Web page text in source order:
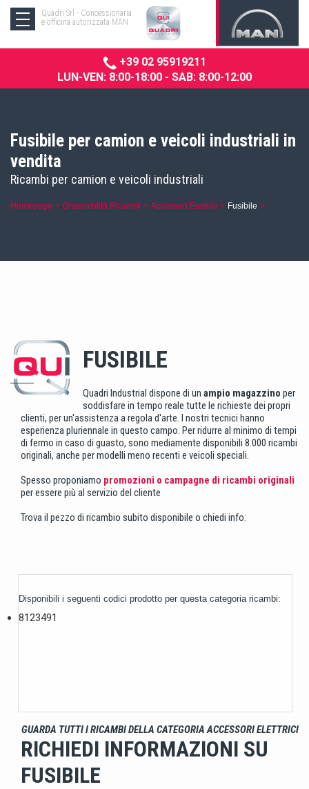
Quadri Srl - Concessionaria
e officina autorizzata MAN
+39 02 95919211
LUN-VEN: 8:00-18:00 - SAB: 8:00-12:00
Fusibile per camion e veicoli industriali in
vendita
Ricambi per camion e veicoli industriali
Homepage Disponiblitá Ricambi Accessori Elettrici Fusibile
FUSIBILE
Quadri Industrial dispone di un ampio magazzino per
soddisfare in tempo reale tutte le richieste dei propri
clienti, per un'assistenza a regola d'arte. I nostri tecnici hanno
esperienza pluriennale in questo campo. Per ridurre al minimo di tempi
di fermo in caso di guasto, sono mediamente disponibili 8.000 ricambi
originali, anche per modelli meno recenti e veicoli speciali.
Spesso proponiamo promozioni o campagne di ricambi originali
per essere più al servizio del cliente
Trova il pezzo di ricambio subito disponibile o chiedi info:
Disponibili i seguenti codici prodotto per questa categoria ricambi:
8123491
GUARDA TUTTI I RICAMBI DELLA CATEGORIA ACCESSORI ELETTRICI
RICHIEDI INFORMAZIONI SU
FUSIBILE